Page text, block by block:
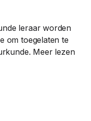
leraar worden
om toegelaten te
Meer lezen